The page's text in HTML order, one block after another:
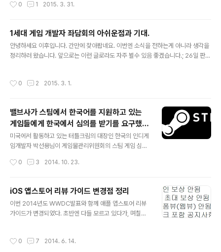
해보시면 준비된 블럭들을 조합해서 프로그래밍에 대해 학
니다. (관련 자료) 올해 3월에 헌법 재판소에서 기각 결정이 나왔습니다. (헌법재판소
대해 문제가 없다 라고 이야기를 한 셈인데요. 결과적으로 이 법안이 개인의 자유를
침해하지 않다고 판단한 셈입니다. 헌법재판소는 판결문에서 본인인증 조항에 대한
판단 ... 본인인증 조항은 인터넷게임에 대한 연령 차별적 규제수단들을 실효적으로
보장하고, 인터넷게임 이용자들이 게임물 이용시간을 자발적으로 제한하도..
0 1 2015. 3. 31.
1세대 게임 개발자 좌담회의 아쉬운점과 기대.
안녕하세요 이후입니다. 간만에 찾아봡네요. 이번엔 소식을 전하는게 아니라 생각을
정리하러 왔습니다. 앞으로는 이런 글로라도 자주 뵐수 있음 좋겠습니다.; 26일 판교
에 대해서 아쉬움이 없는건 아닌데, 공개적인 장소에서 이런 주제로 논의를 한다는
지만 반응은 화두에 대해서는 이야기 하지 못하고 행사만 비난하는 것 같아서 많이
아쉽네요. 어쨌든 나름대로 느낀 점을 좀 정리해보고자 합니다. 인벤에서 정리한 기
사 : http://www.inven.co.kr/webzine/..
0 2 2015. 3. 1.
밸브사가 스팀에서 한국어를 지원하고 있는
게임들에게 한국에서 심의를 받기를 요구했다
고 합니다.
미국에서 활동하고 있는 터틀크림의 대장인 한국의 인디게
임개발자 박선용님이 게임물관리위원회의 스팀 게임 심의
를 지원하고 있는 게임 개발자가 밸브에게서 연락을 받았
다고. — Sun Park (@luvtext) 2014년 10월 23일 2.
메일의 내용에 따르면 게임물관리위원회에서 스팀 측에
'한국에서 심의를 받지 않은 채로 한국어 지원을 하고 있는
게임'의 목록을 보냈고, 이 게임들이 한국어 서비스를 하려
록의 게임 개발자들에게 한국에서 심의를 받아야 한다고
0 3 2014. 10. 23.
iOS 앱스토어 리뷰 가이드 변경점 정리
이번 2014년도 WWDC발표와 함께 애플 앱스토어 리뷰
가이드가 변경되었다. 초반엔 다들 모르고 있다가, 며칠전
이 드디어 진정한 폐쇄환경을 구축하기 시작했나?' 라는 생
0 7 2014. 6. 14.